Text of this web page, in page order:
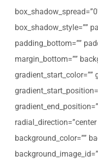
box_shadow_style=””
padding_bottom=””
margin_bottom=””
gradient_start_color=””
background_color=””